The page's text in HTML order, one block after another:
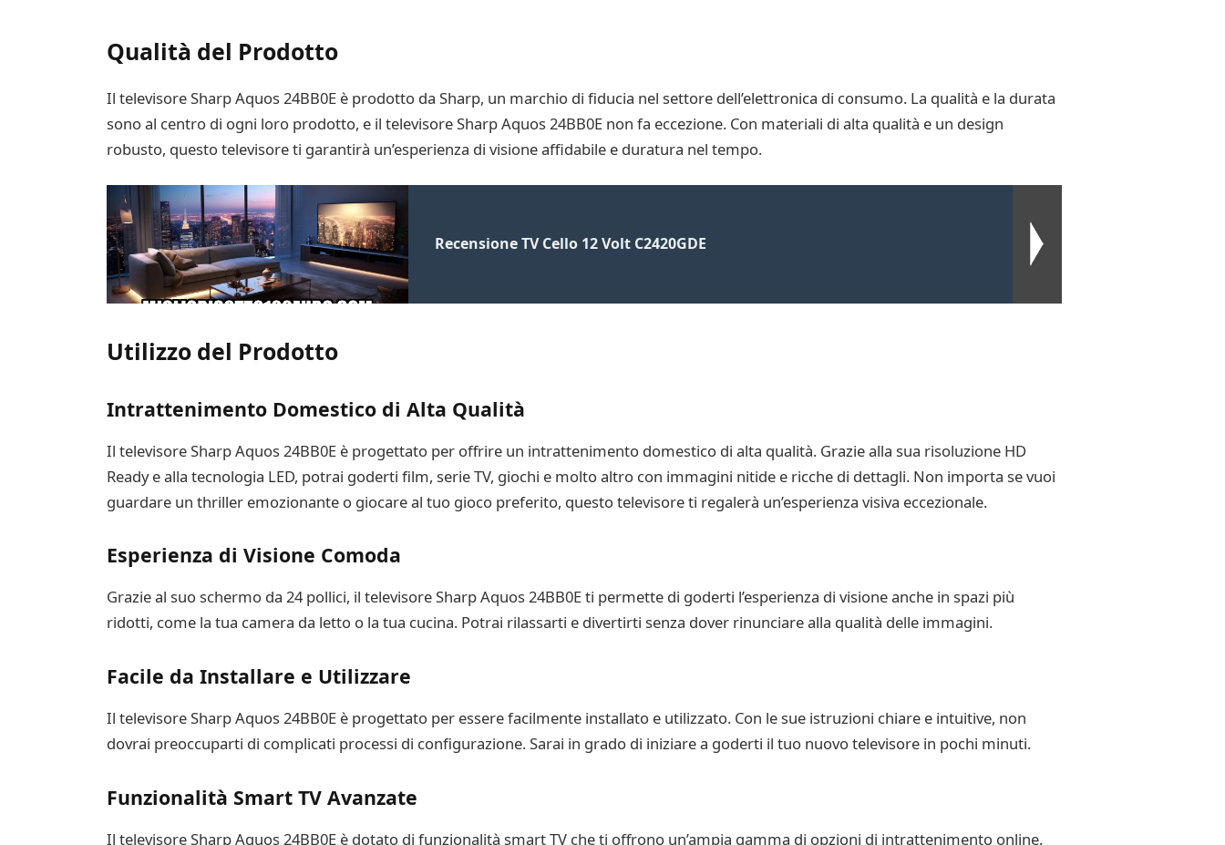
Qualità del Prodotto
Il televisore Sharp Aquos 24BB0E è prodotto da Sharp, un marchio di fiducia nel settore dell’elettronica di consumo. La qualità e la durata
sono al centro di ogni loro prodotto, e il televisore Sharp Aquos 24BB0E non fa eccezione. Con materiali di alta qualità e un design
robusto, questo televisore ti garantirà un’esperienza di visione affidabile e duratura nel tempo.
Recensione TV Cello 12 Volt C2420GDE
Utilizzo del Prodotto
Intrattenimento Domestico di Alta Qualità
Il televisore Sharp Aquos 24BB0E è progettato per offrire un intrattenimento domestico di alta qualità. Grazie alla sua risoluzione HD
Ready e alla tecnologia LED, potrai goderti film, serie TV, giochi e molto altro con immagini nitide e ricche di dettagli. Non importa se vuoi
guardare un thriller emozionante o giocare al tuo gioco preferito, questo televisore ti regalerà un’esperienza visiva eccezionale.
Esperienza di Visione Comoda
Grazie al suo schermo da 24 pollici, il televisore Sharp Aquos 24BB0E ti permette di goderti l’esperienza di visione anche in spazi più
ridotti, come la tua camera da letto o la tua cucina. Potrai rilassarti e divertirti senza dover rinunciare alla qualità delle immagini.
Facile da Installare e Utilizzare
Il televisore Sharp Aquos 24BB0E è progettato per essere facilmente installato e utilizzato. Con le sue istruzioni chiare e intuitive, non
dovrai preoccuparti di complicati processi di configurazione. Sarai in grado di iniziare a goderti il tuo nuovo televisore in pochi minuti.
Funzionalità Smart TV Avanzate
Il televisore Sharp Aquos 24BB0E è dotato di funzionalità smart TV che ti offrono un’ampia gamma di opzioni di intrattenimento online.